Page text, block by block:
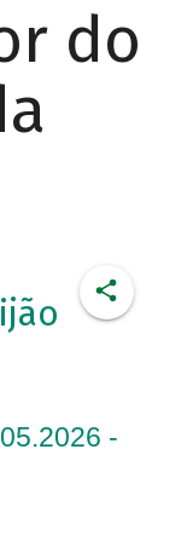
do
-